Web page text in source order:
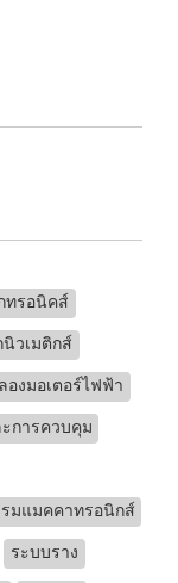
ทรอนิคส์
วเมติกส์
องมอเตอร์ไฟฟ้า
การควบคุม
มแมคคาทรอนิกส์
ระบบราง